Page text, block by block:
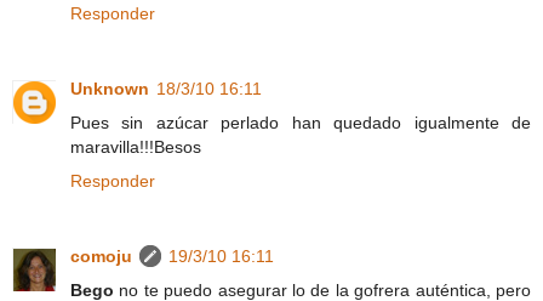
Responder
Unknown 18/3/10 16:11
Pues sin azúcar perlado han quedado igualmente de
maravilla!!!Besos
Responder
comoju
19/3/10 16:11
Bego no te puedo asegurar lo de la gofrera auténtica, pero